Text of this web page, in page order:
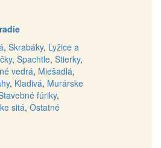
, Škrabáky, Lyžice a
, Špachtle, Stierky,
vedrá, Miešadlá,
, Kladivá, Murárske
fúriky,
sitá, Ostatné